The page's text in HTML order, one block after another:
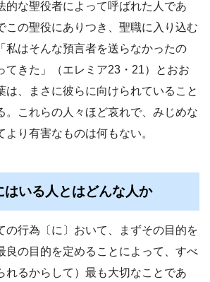
的な聖役者によって呼ばれた人であ
この聖役にありつき、聖職に入り込む
私はそんな預言者を送らなかったの
てきた」（エレミア23・21）とおお
は、まさに彼らに向けられていること
。これらの人々ほど哀れで、みじめな
より有害なものは何もない。
いる人とはどんな人か
行為〔に〕おいて、まずその目的を
良の目的を定めることによって、すべ
れるからして）最も大切なことであ